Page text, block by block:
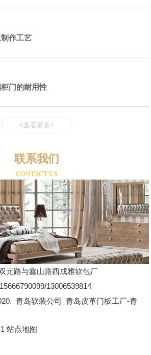
作工艺
门的耐用性
<查看更多>
联系我们
CONTACT US
元路与鑫山路西成雅软包厂
13006539814
青岛软装公司_青岛皮革门板工厂-青
站点地图